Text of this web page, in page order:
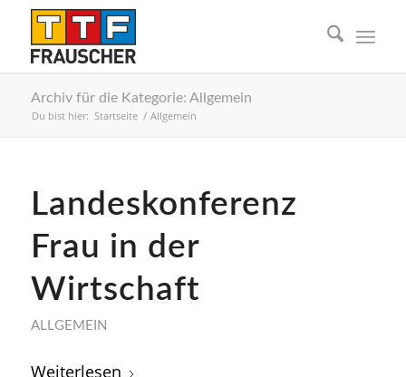
Archiv für die Kategorie: Allgemein
Du bist hier: Startseite / Allgemein
Landeskonferenz
Frau in der
Wirtschaft
ALLGEMEIN
Weiterlesen